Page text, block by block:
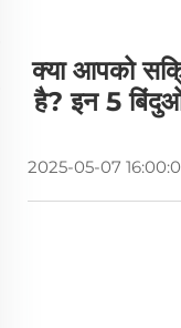
क्या आपको
है? इन 5
2025-05-07